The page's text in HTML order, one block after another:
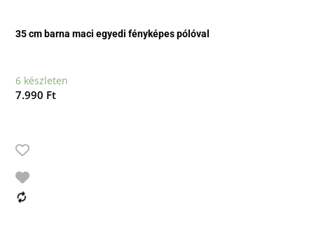
35 cm barna maci egyedi fényképes pólóval
6 készleten
7.990 Ft